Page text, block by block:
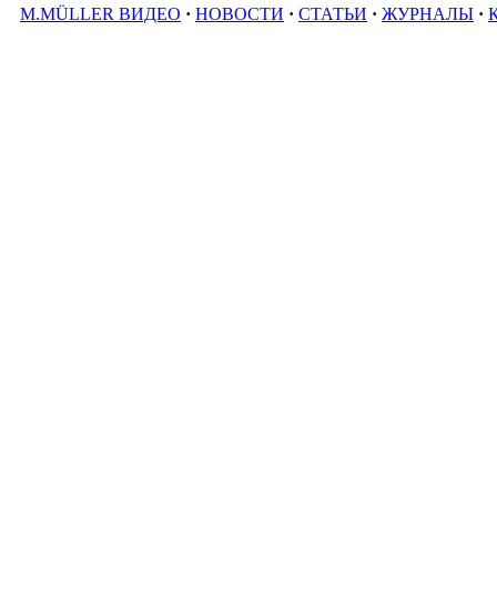
M.MÜLLER ВИДЕО · НОВОСТИ · СТАТЬИ · ЖУРНАЛЫ ·